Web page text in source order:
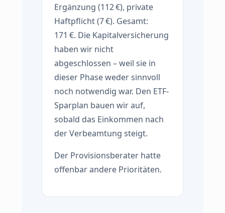
Ergänzung (112 €), private
Haftpflicht (7 €). Gesamt:
171 €. Die Kapitalversicherung
haben wir nicht
abgeschlossen – weil sie in
dieser Phase weder sinnvoll
noch notwendig war. Den ETF-
Sparplan bauen wir auf,
sobald das Einkommen nach
der Verbeamtung steigt.
Der Provisionsberater hatte
offenbar andere Prioritäten.